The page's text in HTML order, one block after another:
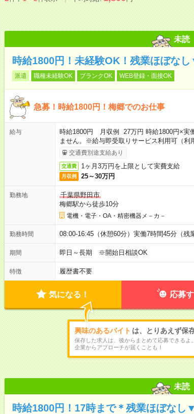
未読
時給1800円！未経験OK！残業ほぼな
派遣 職種未経験OK ブランクOK WEB登録・面接OK
急募！時給1800円！梅郷でのお仕事
給与
時給1800円 月収例 27万円 時給1800円×実
ません。※給与即受取りサービス利用可（利
交通費別途支給あり
交通費 1ヶ月3万円を上限として実費支給
月収例 25～30万円
勤務地
千葉県野田市
梅郷駅から徒歩10分
電機・電子・OA・精密機器メ－カ－
勤務時間 08:00-16:45（休憩60分）実働7時間45分（残
期間 即日～長期 ※開始日相談OK
特徴 履歴書不要
気になる！ 応募
興味のあるバイト は、とりあえず保
保存した求人は、後からまとめて応募できるよ。
企業からアプローチが届くことも！
未読
時給1800円！17時まで＊残業ほぼな